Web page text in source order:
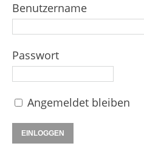
Benutzername
Passwort
Angemeldet bleiben